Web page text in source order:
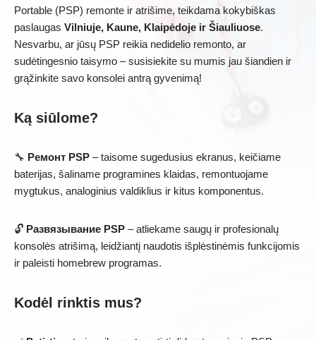
Portable (PSP) remonte ir atrišime, teikdama kokybiškas
paslaugas Vilniuje, Kaune, Klaipėdoje ir Šiauliuose.
Nesvarbu, ar jūsų PSP reikia nedidelio remonto, ar
sudėtingesnio taisymo – susisiekite su mumis jau šiandien ir
grąžinkite savo konsolei antrą gyvenimą!
Ką siūlome?
🔧 Ремонт PSP – taisome sugedusius ekranus, keičiame
baterijas, šaliname programines klaidas, remontuojame
mygtukus, analoginius valdiklius ir kitus komponentus.
🔓 Развязывание PSP – atliekame saugų ir profesionalų
konsolės atrišimą, leidžiantį naudotis išplėstinėmis funkcijomis
ir paleisti homebrew programas.
Kodėl rinktis mus?